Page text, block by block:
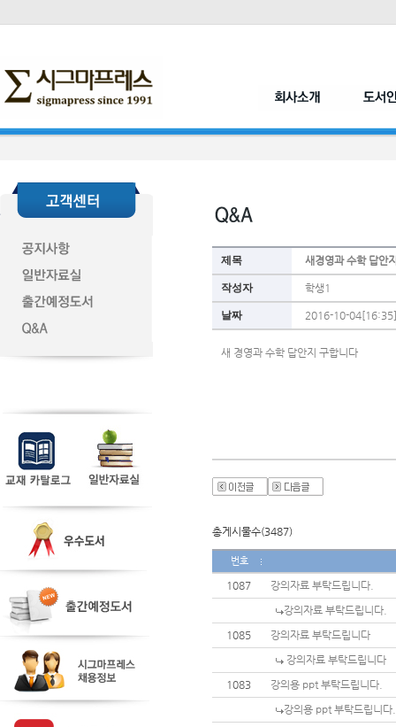
제목 새경영과 수학 답안
작성자 학생1
날짜 2016-10-04[16:35]
새 경영과 수학 답안지 구합니다
총게시물수(3487)
번호
1087
강의자료 부탁드립니다.
강의자료 부탁드립니다.
1085
강의자료 부탁드립니다
강의자료 부탁드립니다
1083
강의용 ppt 부탁드립니다.
강의용 ppt 부탁드립니다.